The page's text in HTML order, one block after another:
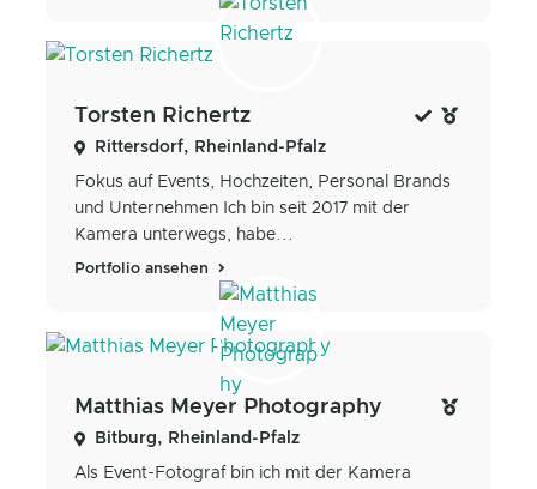
Torsten Richertz
Rittersdorf, Rheinland-Pfalz
Fokus auf Events, Hochzeiten, Personal Brands
und Unternehmen Ich bin seit 2017 mit der
Kamera unterwegs, habe...
Portfolio ansehen
Matthias Meyer Photography
Bitburg, Rheinland-Pfalz
Als Event-Fotograf bin ich mit der Kamera